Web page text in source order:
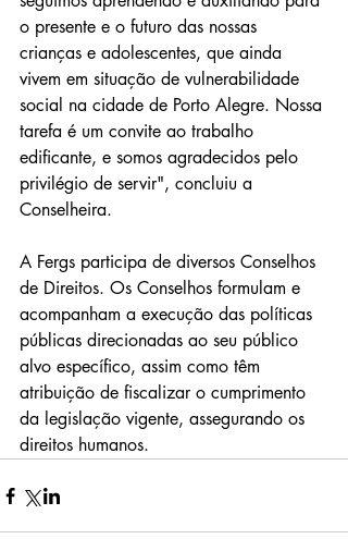
o presente e o futuro das nossas
crianças e adolescentes, que ainda
vivem em situação de vulnerabilidade
social na cidade de Porto Alegre. Nossa
tarefa é um convite ao trabalho
edificante, e somos agradecidos pelo
privilégio de servir", concluiu a
Conselheira.
A Fergs participa de diversos Conselhos
de Direitos. Os Conselhos formulam e
acompanham a execução das políticas
públicas direcionadas ao seu público
alvo específico, assim como têm
atribuição de fiscalizar o cumprimento
da legislação vigente, assegurando os
direitos humanos.